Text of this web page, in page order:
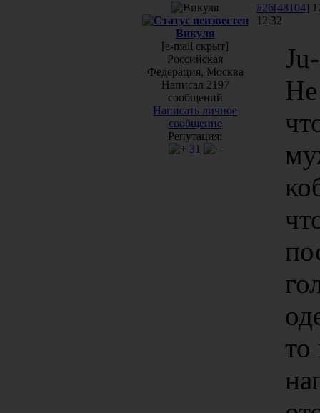
Викуля
[e-mail скрыт]
Российская
Федерация, Москва
Написал 2197
сообщений
Написать личное
сообщение
Репутация:
31
#26[48104]
12:32
то